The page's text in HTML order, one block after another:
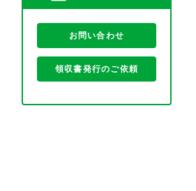
お問い合わせ
領収書発行のご依頼